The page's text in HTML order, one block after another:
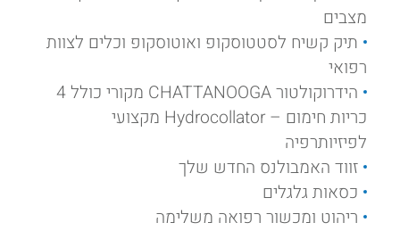
מצבים
תיק קשיח לסטטוסקופ ואוטוסקופ וכלים לצוות
רפואי
הידרוקולטור CHATTANOOGA מקורי כולל 4
כריות חימום – Hydrocollator מקצועי
לפיזיותרפיה
זווד האמבולנס החדש שלך
כסאות גלגלים
ריהוט ומכשור רפואה משלימה